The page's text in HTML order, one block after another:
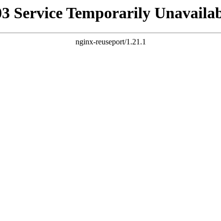
Service Temporarily
nginx-reuseport/1.21.1